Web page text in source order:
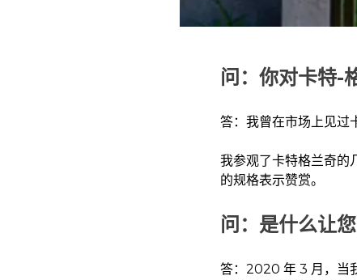
问：你对卡特-
答：我曾在市场上见过
我参观了卡特格兰奇的
的规格表示赞赏。
问：是什么让
答：2020 年 3 月，当